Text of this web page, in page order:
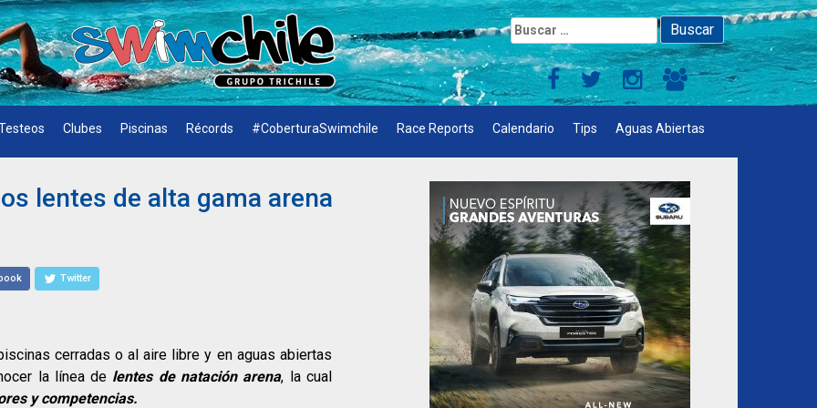
Buscar:
Clubes Piscinas Récords #CoberturaSwimchile Race Reports Calendario Tips Aguas Abiertas
lentes de alta gama arena
Twitter
cerradas o al aire libre y en aguas abiertas
la línea de lentes de natación arena, la cual
y competencias.